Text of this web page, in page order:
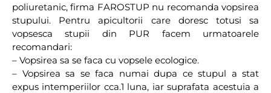
poliuretanic, firma FAROSTUP nu recomanda vopsirea
stupului. Pentru apicultorii care doresc totusi sa
vopsesca stupii din PUR facem urmatoarele
recomandari:
– Vopsirea sa se faca cu vopsele ecologice.
– Vopsirea sa se faca numai dupa ce stupul a stat
expus intemperiilor cca.1 luna, iar suprafata acestuia a